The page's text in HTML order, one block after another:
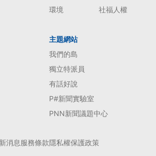
環境
社福人權
主題網站
我們的島
獨立特派員
有話好說
P#新聞實驗室
PNN新聞議題中心
消息服務條款隱私權保護政策